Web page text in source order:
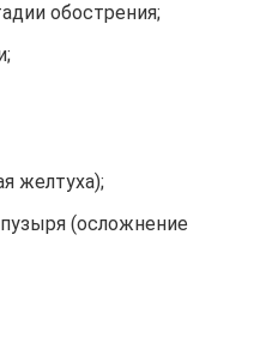
обострения;
желтуха);
(осложнение